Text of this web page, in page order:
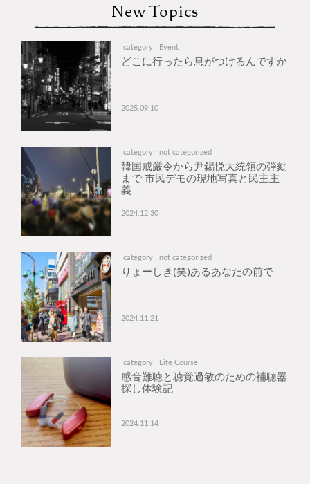
New Topics
category : Event
どこに行ったら息がつけるんですか
2025.09.10
category : not categorized
韓国戒厳令から尹錫悦大統領の弾劾
まで 市民デモの現地写真と民主主
義
2024.12.30
category : not categorized
りょーしき(笑)あるあなたの前で
2024.11.21
category : Life Course
感音難聴と聴覚過敏のための補聴器
探し体験記
2024.11.14